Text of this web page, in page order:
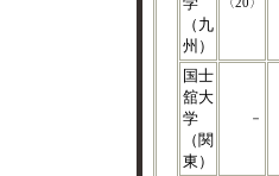
（九
州）
〈20〉
国士
舘大
学
（関
東）
－